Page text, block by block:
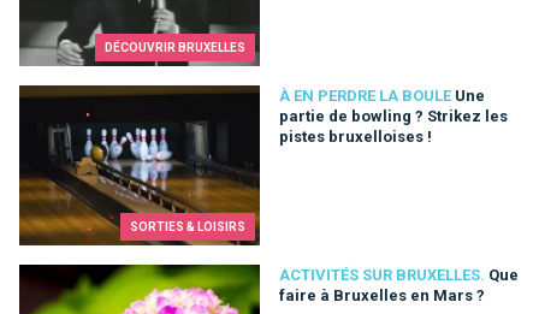
DÉCOUVRIR BRUXELLES
SORTIES & LOISIRS
À EN PERDRE LA BOULE Une
partie de bowling ? Strikez les
pistes bruxelloises !
Une partie de bowling ? Strikez les pistes bruxelloises !
ACTIVITÉS SUR BRUXELLES. Que
faire à Bruxelles en Mars ?
Que faire à Bruxelles en Mars ?